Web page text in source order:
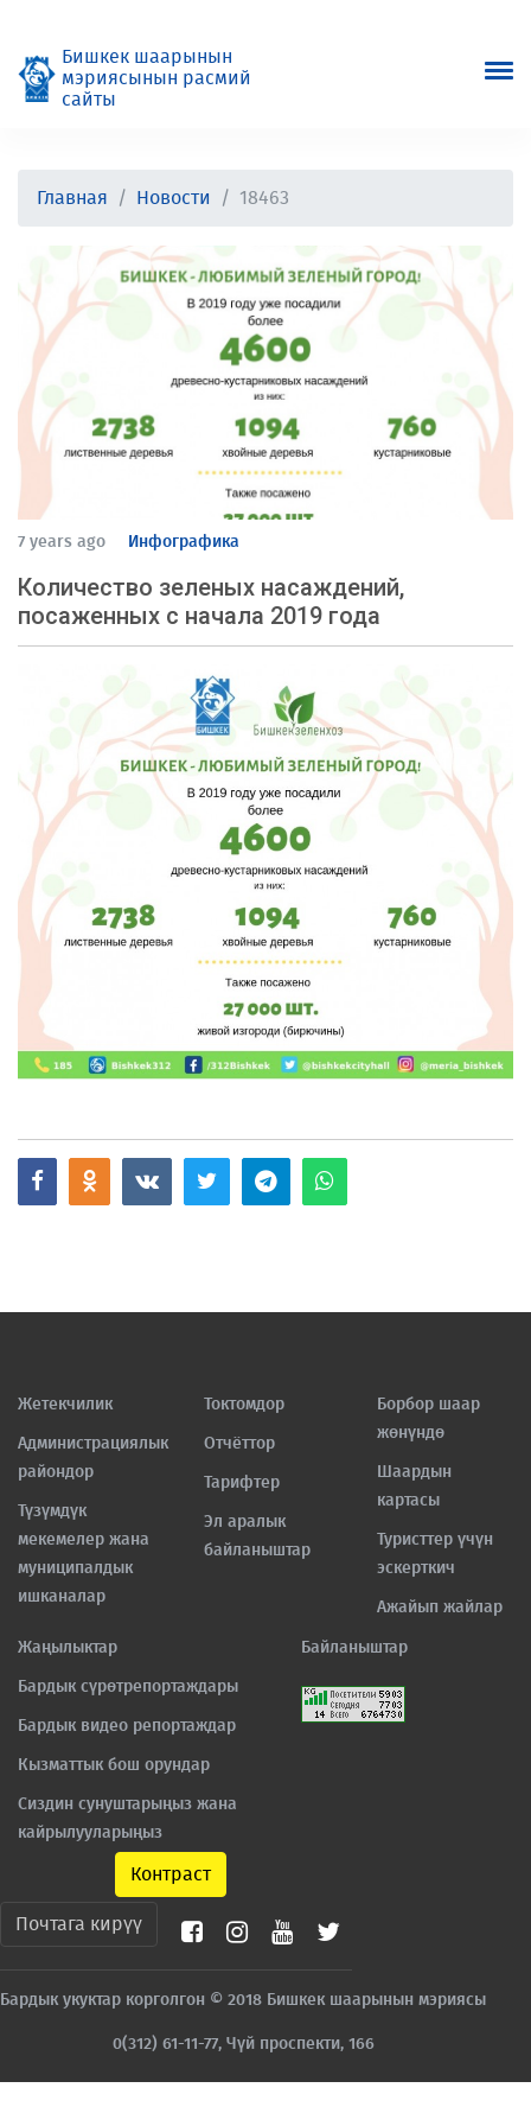
Бишкек шаарынын
мэриясынын расмий
сайты
Главная Новости 18463
7 years ago Инфографика
Количество зеленых насаждений,
посаженных с начала 2019 года
Жетекчилик
Администрациялык
райондор
Түзүмдүк
мекемелер жана
муниципалдык
ишканалар
Токтомдор
Отчёттор
Тарифтер
Эл аралык
байланыштар
Борбор шаар
жөнүндө
Шаардын
картасы
Туристтер үчүн
эскерткич
Ажайып жайлар
Жаңылыктар
Бардык сүрөтрепортаждары
Бардык видео репортаждар
Кызматтык бош орундар
Сиздин сунуштарыңыз жана
кайрылууларыңыз
Байланыштар
Контраст
Почтага кирүү
Бардык укуктар корголгон © 2018 Бишкек шаарынын мэриясы
0(312) 61-11-77, Чүй проспекти, 166